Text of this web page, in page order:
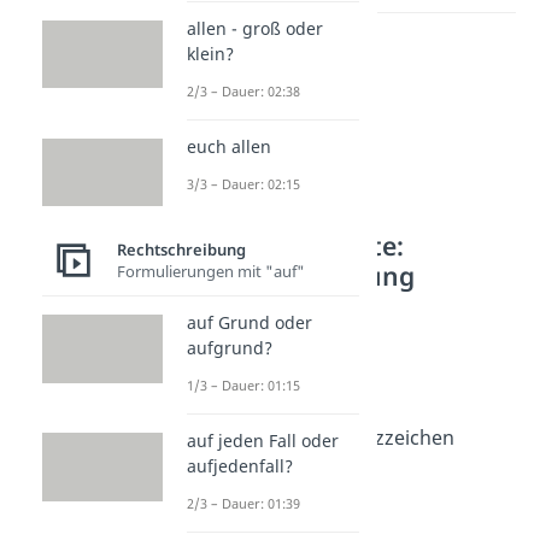
Weitere Inhalte:
Rechtschreibung
Direkte Rede
Direkte Rede
Dauer: 04:25
Redebegleitsatz
Wörtliche Rede Satzzeichen
Dauer: 03:59
allen - groß oder
klein?
2/3 – Dauer: 02:38
euch allen
3/3 – Dauer: 02:15
Rechtschreibung
Formulierungen mit "auf"
auf Grund oder
aufgrund?
1/3 – Dauer: 01:15
auf jeden Fall oder
aufjedenfall?
2/3 – Dauer: 01:39